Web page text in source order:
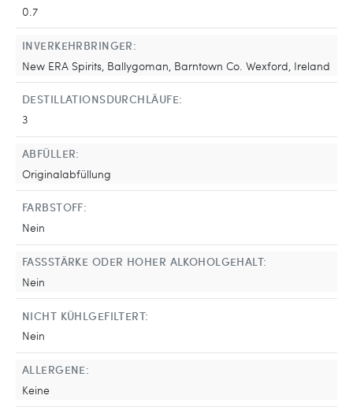
0.7
INVERKEHRBRINGER:
New ERA Spirits, Ballygoman, Barntown Co. Wexford, Ireland
DESTILLATIONSDURCHLÄUFE:
3
ABFÜLLER:
Originalabfüllung
FARBSTOFF:
Nein
FASSSTÄRKE ODER HOHER ALKOHOLGEHALT:
Nein
NICHT KÜHLGEFILTERT:
Nein
ALLERGENE:
Keine